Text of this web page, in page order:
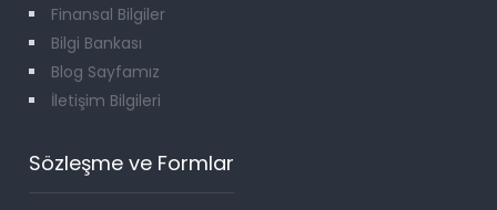
Finansal Bilgiler
Bilgi Bankası
Blog Sayfamız
İletişim Bilgileri
Sözleşme ve Formlar